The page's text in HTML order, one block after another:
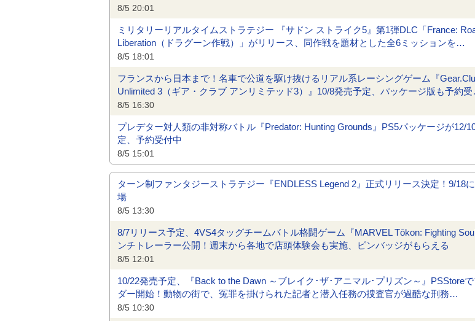
8/5 20:01
ミリタリーリアルタイムストラテジー 『サドン ストライク5』第1弾DLC「France:
Liberation（ドラグーン作戦）」がリリース、同作戦を題材とした全6ミッションを…
8/5 18:01
フランスから日本まで！名車で公道を駆け抜けるリアル系レーシングゲーム『
Unlimited 3（ギア・クラブ アンリミテッド3）』10/8発売予定、パッケージ版も予約
8/5 16:30
プレデター対人類の非対称バトル『Predator: Hunting Grounds』PS5パッケージが12/
定、予約受付中
8/5 15:01
ターン制ファンタジーストラテジー『ENDLESS Legend 2』正式リリース決定！9/18
場
8/5 13:30
8/7リリース予定、4VS4タッグチームバトル格闘ゲーム『MARVEL Tōkon: Fighting
ンチトレーラー公開！週末から各地で店頭体験会も実施、ピンバッジがもらえる
8/5 12:01
10/22発売予定、『Back to the Dawn ～ブレイク･ザ･アニマル･プリズン～』PSStore
ダー開始！動物の街で、冤罪を掛けられた記者と潜入任務の捜査官が過酷な刑務…
8/5 10:30